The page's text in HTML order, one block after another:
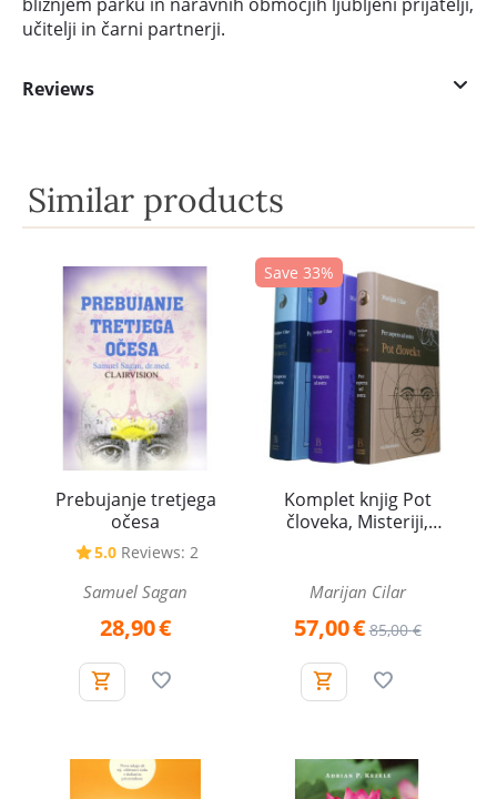
učitelji in čarni partnerji.
Reviews
Similar products
Prebujanje tretjega
očesa
5.0 Reviews: 2
Samuel Sagan
28,90€
Save 33%
Komplet knjig Pot
človeka, Misteriji,
Marijan Cilar
57,00€ 85,00 €